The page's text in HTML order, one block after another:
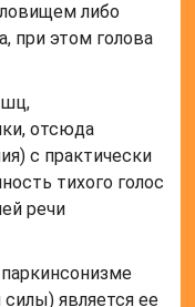
либо
при этом голова
отсюда
с практически
тихого голос
речи
является ее